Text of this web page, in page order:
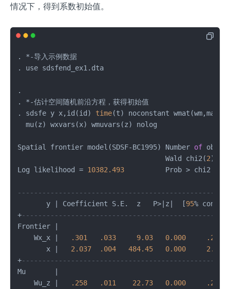
情况下，得到系数初始值。
. *-导入示例数据
. use sdsfend_ex1.dta
.
. *-估计空间随机前沿方程，获得初始值
. sdsfe y x,id(id) time(t) noconstant
  mu(z) wxvars(x) wmuvars(z) nolog
Spatial frontier model(SDSF-BC1995) Number of obs
                                    Wald chi2(
2)
Log likelihood = 10382.493
          Prob
> chi2
       y
| Coefficient S.E.  z   P>| z |
  [
95% conf.
+
Frontier
|
    Wx_x
| .301 .033 9.03 0.000
.236
       x
| 2.037 .004 484.45 0.000
2.029
+
Mu
|
    Wu_z
| .258 .011 22.73 0.000
.236